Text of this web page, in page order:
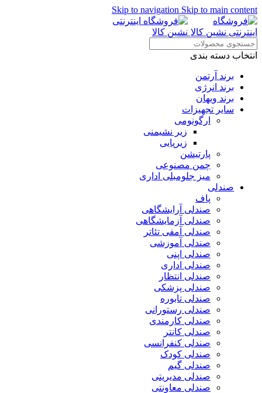
Skip to navigation Skip to main content
انتخاب دسته بندی
برند آرتمن
برند انرژی
برند ویهان
سایر تجهیزات
ارگونومی
زیر نشیمنی
زیرپایی
پارتیشن
چمن مصنوعی
میز جلومبلی اداری
صندلی
پاف
صندلی آرایشگاهی
صندلی آزمایشگاهی
صندلی آمفی تئاتر
صندلی آموزشی
صندلی اپنی
صندلی اداری
صندلی انتظار
صندلی پزشکی
صندلی تابوره
صندلی رستورانی
صندلی کارمندی
صندلی کانتر
صندلی کنفرانسی
صندلی کودک
صندلی گیم
صندلی مدیریتی
صندلی معاونتی